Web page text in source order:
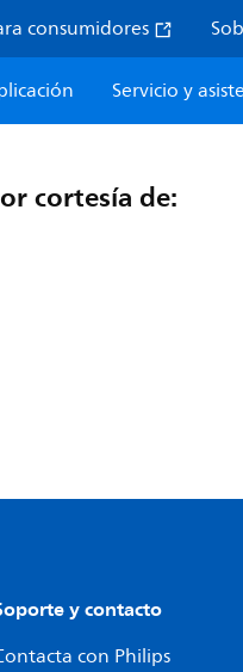
consumidores
Servicio y
cortesía de:
y contacto
con Philips